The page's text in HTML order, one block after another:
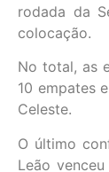
rodada da
colocação.
No total, as
10 empates
Celeste.
O último
Leão